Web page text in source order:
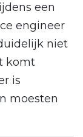
een
engineer
niet
komt
is
moesten